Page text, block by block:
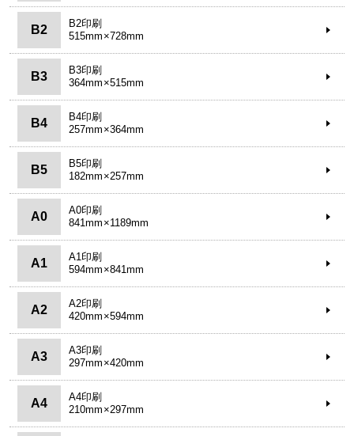
B2
B2印刷
515mm×728mm
B3
B3印刷
364mm×515mm
B4
B4印刷
257mm×364mm
B5
B5印刷
182mm×257mm
A0
A0印刷
841mm×1189mm
A1
A1印刷
594mm×841mm
A2
A2印刷
420mm×594mm
A3
A3印刷
297mm×420mm
A4
A4印刷
210mm×297mm